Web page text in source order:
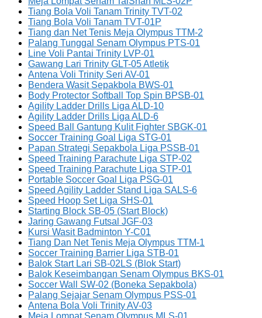
Tiang Bola Voli Tanam Trinity TVT-02
Tiang Bola Voli Tanam TVT-01P
Tiang dan Net Tenis Meja Olympus TTM-2
Palang Tunggal Senam Olympus PTS-01
Line Voli Pantai Trinity LVP-01
Gawang Lari Trinity GLT-05 Atletik
Antena Voli Trinity Seri AV-01
Bendera Wasit Sepakbola BWS-01
Body Protector Softball Top Spin BPSB-01
Agility Ladder Drills Liga ALD-10
Agility Ladder Drills Liga ALD-6
Speed Ball Gantung Kulit Fighter SBGK-01
Soccer Training Goal Liga STG-01
Papan Strategi Sepakbola Liga PSSB-01
Speed Training Parachute Liga STP-02
Speed Training Parachute Liga STP-01
Portable Soccer Goal Liga PSG-01
Speed Agility Ladder Stand Liga SALS-6
Speed Hoop Set Liga SHS-01
Starting Block SB-05 (Start Block)
Jaring Gawang Futsal JGF-03
Kursi Wasit Badminton Y-C01
Tiang Dan Net Tenis Meja Olympus TTM-1
Soccer Training Barrier Liga STB-01
Balok Start Lari SB-02LS (Blok Start)
Balok Keseimbangan Senam Olympus BKS-01
Soccer Wall SW-02 (Boneka Sepakbola)
Palang Sejajar Senam Olympus PSS-01
Antena Bola Voli Trinity AV-03
Meja Lompat Senam Olympus MLS-01